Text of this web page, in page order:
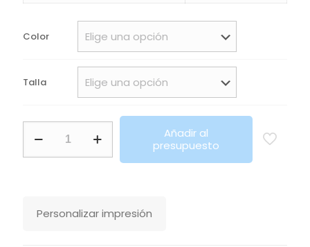
precios:
desde
28,50€
hasta
30,40€
Color
Talla
Evans
Añadir al
presupuesto
Personalizar impresión